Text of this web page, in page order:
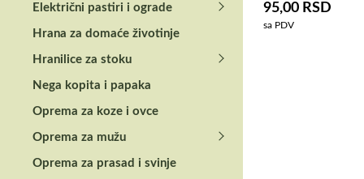
95,00 RSD
sa PDV
Električni pastiri i ograde
Hrana za domaće životinje
Hranilice za stoku
Nega kopita i papaka
Oprema za koze i ovce
Oprema za mužu
Oprema za prasad i svinje